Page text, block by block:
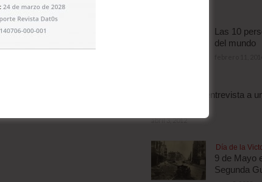
Las 10
del mundo
Escalofriante entrevista a
abril 3, 2012
Día de la
9 de Mayo
Segunda